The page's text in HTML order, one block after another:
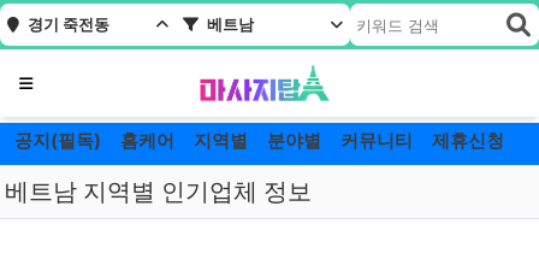
경기 죽전동 베트남
메뉴
공지(필독) 홈케어 지역별 분야별 커뮤니티 제휴신청
베트남 지역별 인기업체 정보